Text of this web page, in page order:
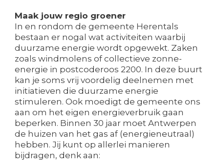
Maak jouw regio groener
In en rondom de gemeente Herentals
bestaan er nogal wat activiteiten waarbij
duurzame energie wordt opgewekt. Zaken
zoals windmolens of collectieve zonne-
energie in postcoderoos 2200. In deze buurt
kan je soms vrij voordelig deelnemen met
initiatieven die duurzame energie
stimuleren. Ook moedigt de gemeente ons
aan om het eigen energieverbruik gaan
beperken. Binnen 30 jaar moet Antwerpen
de huizen van het gas af (energieneutraal)
hebben. Jij kunt op allerlei manieren
bijdragen, denk aan: